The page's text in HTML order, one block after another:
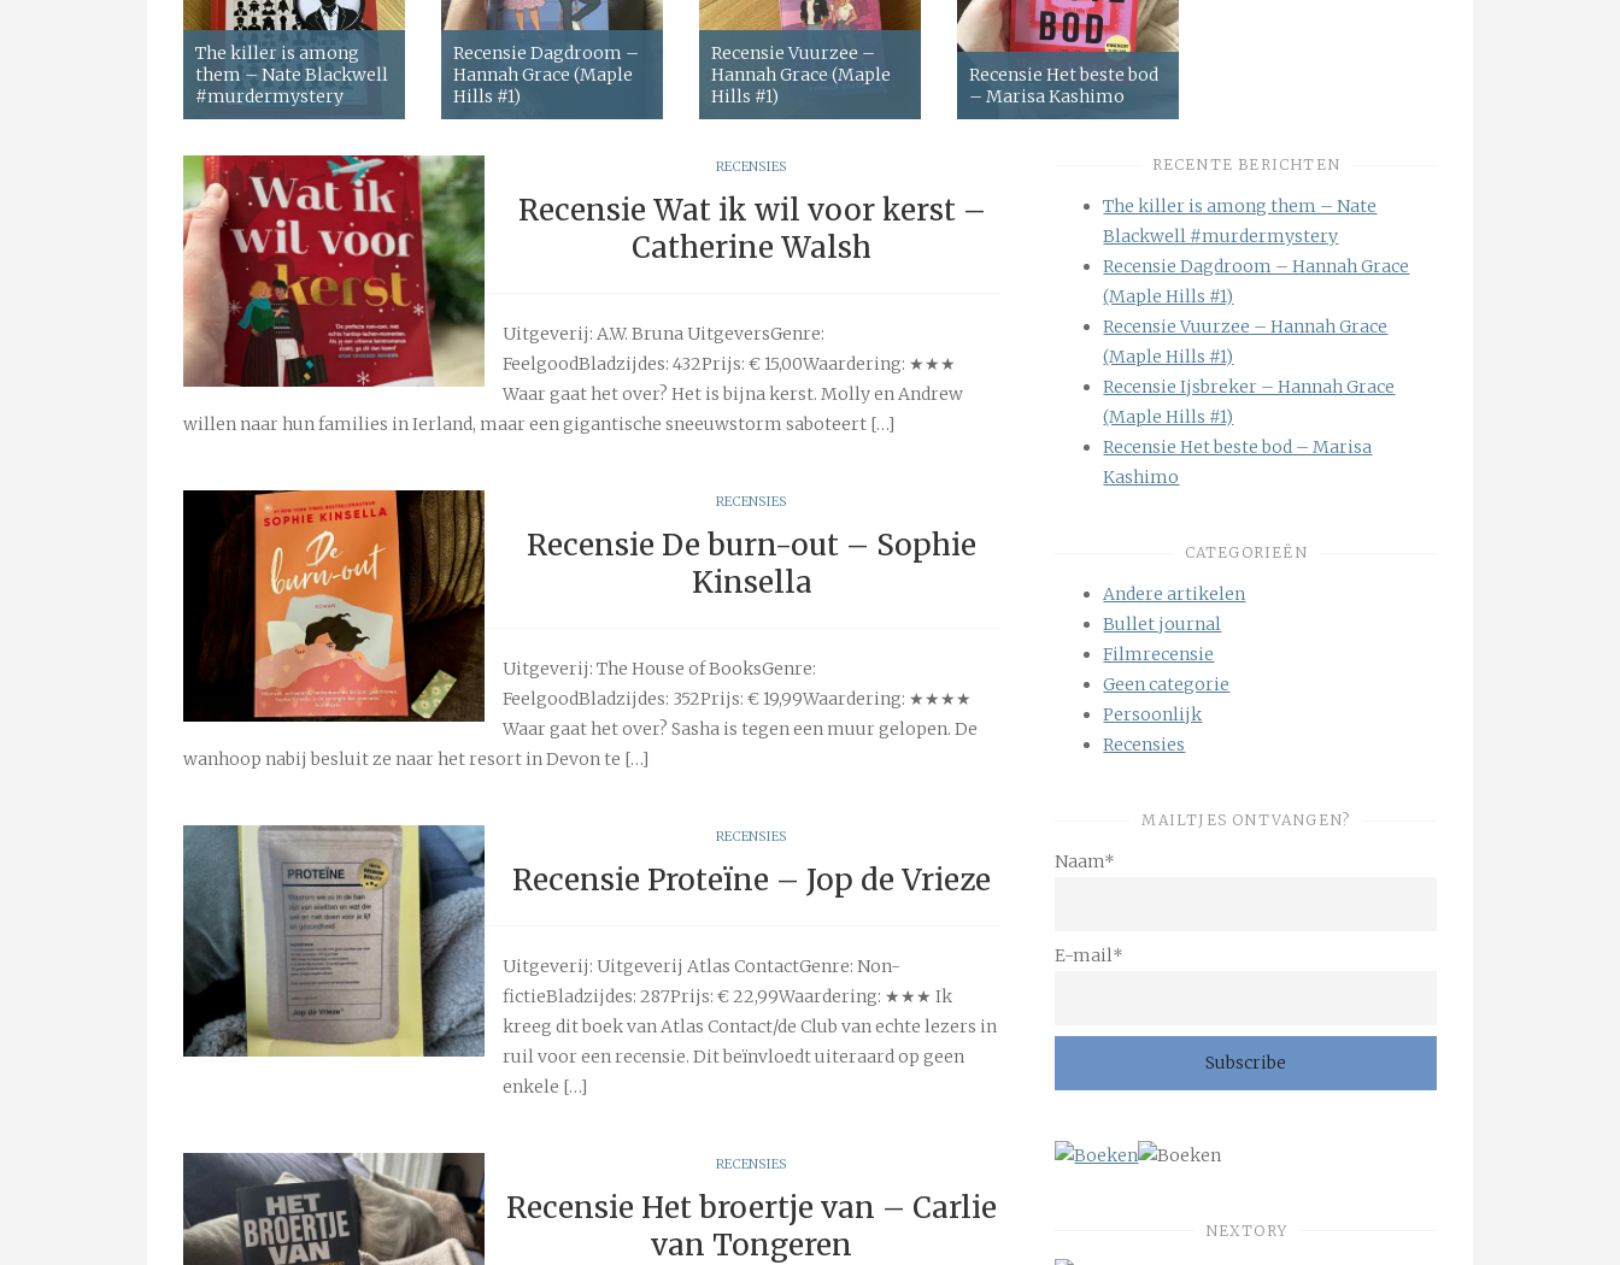
The killer is among
them – Nate Blackwell
#murdermystery
Recensie Dagdroom –
Hannah Grace (Maple
Hills #1)
Recensie Vuurzee –
Hannah Grace (Maple
Hills #1)
Recensie Het beste bod
– Marisa Kashimo
RECENSIES
Recensie Wat ik wil voor kerst –
Catherine Walsh
Uitgeverij: A.W. Bruna UitgeversGenre:
FeelgoodBladzijdes: 432Prijs: € 15,00Waardering: ★★★
Waar gaat het over? Het is bijna kerst. Molly en Andrew
willen naar hun families in Ierland, maar een gigantische sneeuwstorm saboteert […]
RECENSIES
Recensie De burn-out – Sophie
Kinsella
Uitgeverij: The House of BooksGenre:
FeelgoodBladzijdes: 352Prijs: € 19,99Waardering: ★★★★
Waar gaat het over? Sasha is tegen een muur gelopen. De
wanhoop nabij besluit ze naar het resort in Devon te […]
RECENSIES
Recensie Proteïne – Jop de Vrieze
Uitgeverij: Uitgeverij Atlas ContactGenre: Non-
fictieBladzijdes: 287Prijs: € 22,99Waardering: ★★★ Ik
kreeg dit boek van Atlas Contact/de Club van echte lezers in
ruil voor een recensie. Dit beïnvloedt uiteraard op geen
enkele […]
RECENSIES
Recensie Het broertje van – Carlie
van Tongeren
RECENTE BERICHTEN
The killer is among them – Nate
Blackwell #murdermystery
Recensie Dagdroom – Hannah Grace
(Maple Hills #1)
Recensie Vuurzee – Hannah Grace
(Maple Hills #1)
Recensie Ijsbreker – Hannah Grace
(Maple Hills #1)
Recensie Het beste bod – Marisa
Kashimo
CATEGORIEËN
Andere artikelen
Bullet journal
Filmrecensie
Geen categorie
Persoonlijk
Recensies
MAILTJES ONTVANGEN?
Naam*
E-mail*
NEXTORY